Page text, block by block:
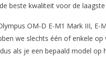
beste kwaliteit voor de laagste
OM-D E-M1 Mark III, E-
we slechts één of enkele op
als je een bepaald model